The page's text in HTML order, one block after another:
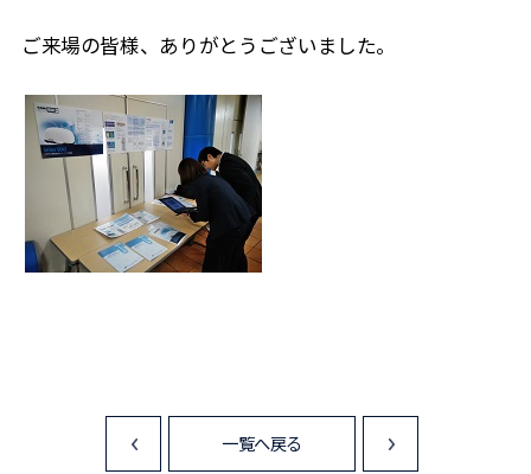
ご来場の皆様、ありがとうございました。
<
一覧へ戻る